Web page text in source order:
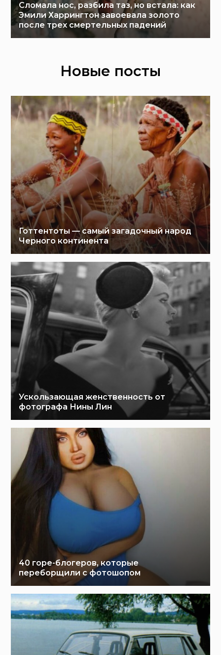
Сломала нос, разбила таз, но встала: как
Эмили Харрингтон завоевала золото
после трех смертельных падений
Новые посты
Готтентоты — самый загадочный народ
Черного континента
Ускользающая женственность от
фотографа Нины Лин
40 горе-блогеров, которые
переборщили с фотошопом